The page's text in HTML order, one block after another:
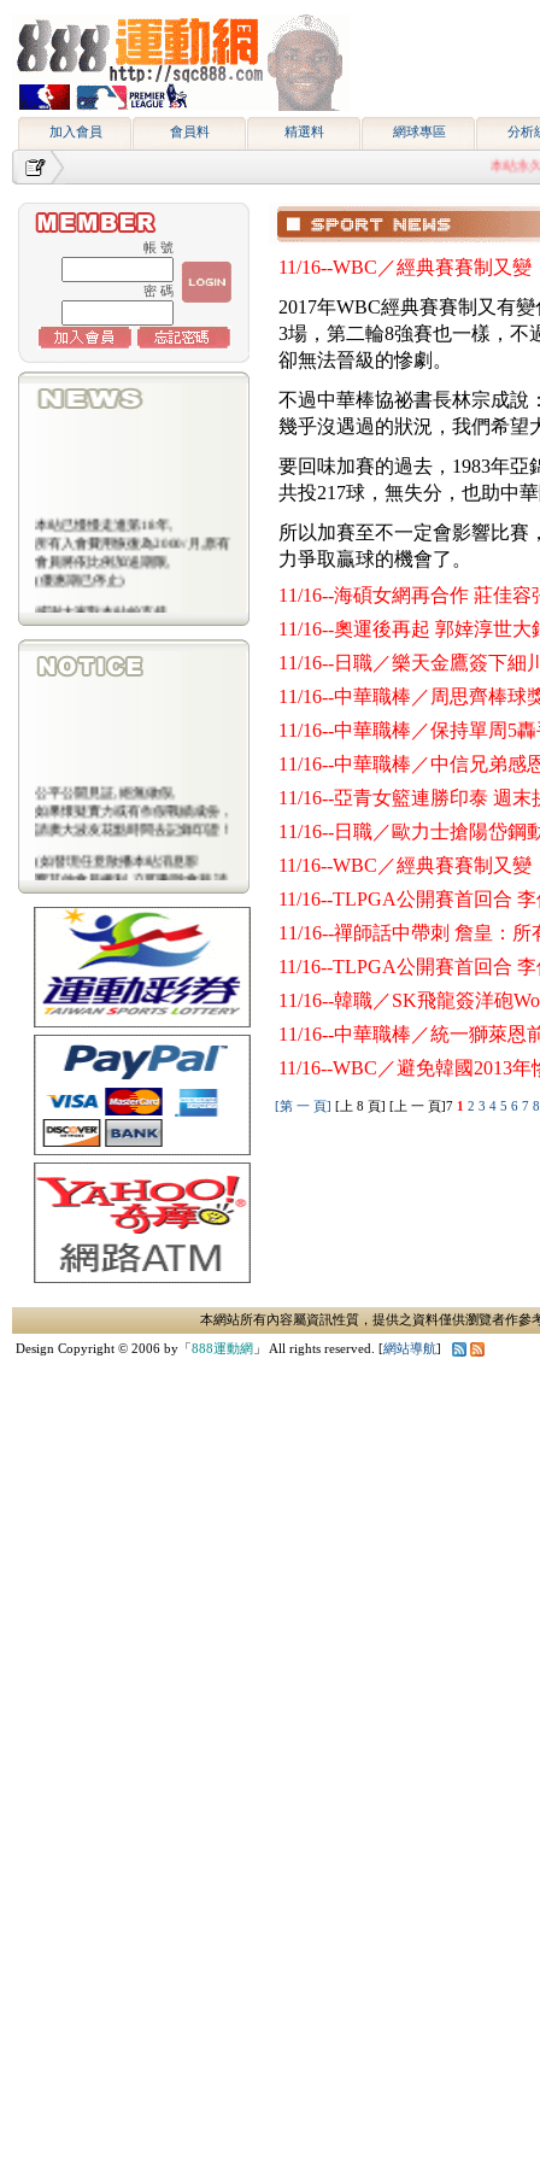
加入會員 會員料 精選料 網球專區 分析
本站永久
帳 號
密 碼
本站已慢慢走進第18年,
所有入會費用恢復為2000/月,原有
會員將依比例加送期限,
(優惠期已停止)
感謝大家對本站的支持
(包年優惠期已停止)
公平公開見証,絕無做假,
如果懷疑實力或有作假戰績成份，
請廣大波友花點時間去記錄印證！
(如發現任意散播本站消息影
響其他會員權利,立即刪除會藉,請
會
員注意)
11/16--WBC／經典賽賽制又
2017年WBC經典賽賽制又有
3場，第二輪8強賽也一樣，不
卻無法晉級的慘劇。
不過中華棒協祕書長林宗成說
幾乎沒遇過的狀況，我們希望
要回味加賽的過去，1983年
共投217球，無失分，也助中
所以加賽至不一定會影響比賽
力爭取贏球的機會了。
11/16--海碩女網再合作 莊佳
11/16--奧運後再起 郭婞淳世大
11/16--日職／樂天金鷹簽下
11/16--中華職棒／周思齊棒
11/16--中華職棒／保持單周5
11/16--中華職棒／中信兄弟
11/16--亞青女籃連勝印泰 週末
11/16--日職／歐力士搶陽岱
11/16--WBC／經典賽賽制又
11/16--TLPGA公開賽首回合
11/16--禪師話中帶刺 詹皇：所
11/16--TLPGA公開賽首回合
11/16--韓職／SK飛龍簽洋砲
11/16--中華職棒／統一獅萊
11/16--WBC／避免韓國2013
[第 一 頁] [上 8 頁] [上 一 頁]7 1 2 3 4 5 6 7
本網站所有內容屬資訊性質，提供之資料僅供瀏覽者作
Design Copyright © 2006 by「888運動網 」 All rights reserved. [網站導航]